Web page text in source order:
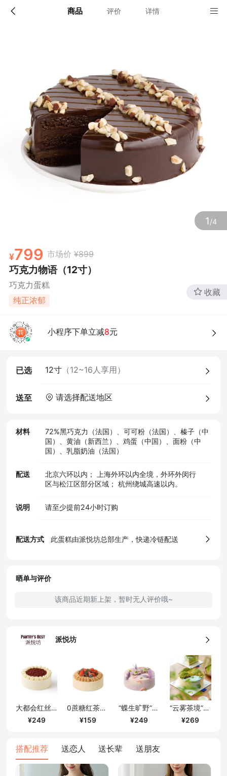
商品 评价 详情
1/4
799 市场价 ¥899
巧克力物语（12寸）
巧克力蛋糕
纯正浓郁
收藏
小程序下单立减8元
已选 12寸（12~16人享用）
送至 请选择配送地区
材料
72%黑巧克力（法国）、可可粉（法国）、榛子（中
国）、黄油（新西兰）、鸡蛋（中国）、面粉（中
国）、乳脂奶油（法国）
配送
北京六环以内； 上海外环以内全境，外环外闵行
区与松江区部分区域； 杭州绕城高速以内。
说明 请至少提前24小时订购
配送方式 此蛋糕由派悦坊总部生产，快递冷链配送
配送说明
确定
店铺信息
2、店铺地址
上海市奉贤区金汇镇金斗路168号1车间3层
3、营业执照
5、食品生产许可证
晒单与评价
该商品近期新上架，暂时无人评价哦~
派悦坊
大都会红丝绒蛋糕（6寸）
249
0蔗糖红茶栗子奶油蛋糕/4寸
159
“蝶生旷野”白桃荔枝奶油戚风蛋糕/6寸
249
“云雾茶境”龙井柚子芝心戚风蛋糕/6寸
269
搭配推荐 送恋人 送长辈 送朋友